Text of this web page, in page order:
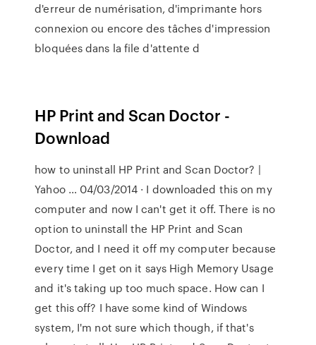
d'erreur de numérisation, d'imprimante hors
connexion ou encore des tâches d'impression
bloquées dans la file d'attente d
HP Print and Scan Doctor -
Download
how to uninstall HP Print and Scan Doctor? |
Yahoo … 04/03/2014 · I downloaded this on my
computer and now I can't get it off. There is no
option to uninstall the HP Print and Scan
Doctor, and I need it off my computer because
every time I get on it says High Memory Usage
and it's taking up too much space. How can I
get this off? I have some kind of Windows
system, I'm not sure which though, if that's